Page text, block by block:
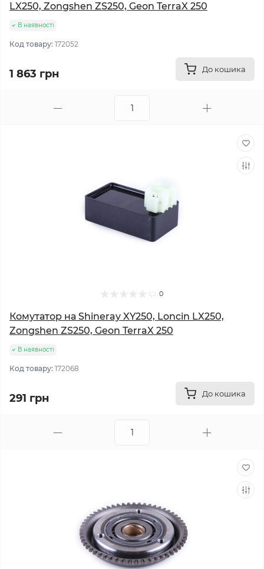
LX250, Zongshen ZS250, Geon TerraX 250
В наявності
Код товару: 172052
1 863 грн До кошика
0
Комутатор на Shineray XY250, Loncin LX250,
Zongshen ZS250, Geon TerraX 250
В наявності
Код товару: 172068
291 грн До кошика